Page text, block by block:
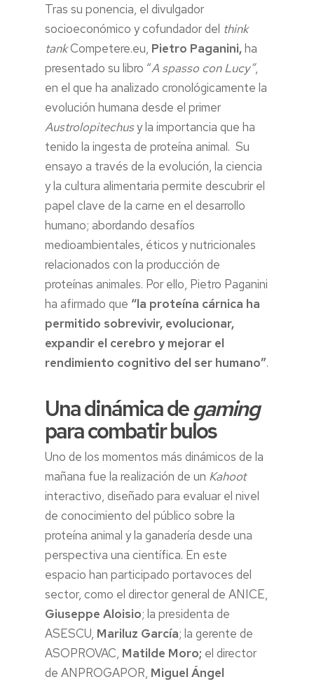
Tras su ponencia, el divulgador
socioeconómico y cofundador del think
tankCompetere.eu, Pietro Paganini,ha
presentado su libro “A spasso con Lucy”,
en el que ha analizado cronológicamente la
evolución humana desde el primer
Austrolopitechusy la importancia que ha
tenido la ingesta de proteína animal. Su
ensayo a través de la evolución, la ciencia
y la cultura alimentaria permite descubrir el
papel clave de la carne en el desarrollo
humano; abordando desafíos
medioambientales, éticos y nutricionales
relacionados con la producción de
proteínas animales. Por ello, Pietro Paganini
ha afirmado que “la proteína cárnica ha
permitido sobrevivir, evolucionar,
expandir el cerebro y mejorar el
rendimiento cognitivo del ser humano”.
Una dinámica degaming
para combatir bulos
Uno de los momentos más dinámicos de la
mañana fue la realización de un Kahoot
interactivo, diseñado para evaluar el nivel
de conocimiento del público sobre la
proteína animal y la ganadería desde una
perspectiva una científica. En este
espacio han participado portavoces del
sector, como el director general de ANICE,
Giuseppe Aloisio; la presidenta de
ASESCU, Mariluz García; la gerente de
ASOPROVAC, Matilde Moro; el director
de ANPROGAPOR, Miguel Ángel